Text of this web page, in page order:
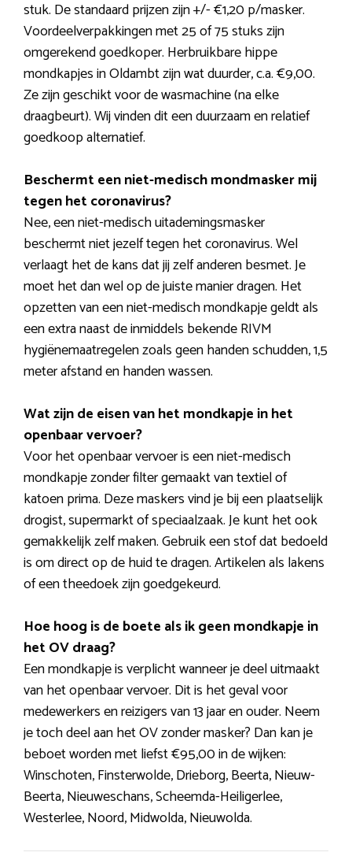
stuk. De standaard prijzen zijn +/- €1,20 p/masker.
Voordeelverpakkingen met 25 of 75 stuks zijn
omgerekend goedkoper. Herbruikbare hippe
mondkapjes in Oldambt zijn wat duurder, c.a. €9,00.
Ze zijn geschikt voor de wasmachine (na elke
draagbeurt). Wij vinden dit een duurzaam en relatief
goedkoop alternatief.
Beschermt een niet-medisch mondmasker mij
tegen het coronavirus?
Nee, een niet-medisch uitademingsmasker
beschermt niet jezelf tegen het coronavirus. Wel
verlaagt het de kans dat jij zelf anderen besmet. Je
moet het dan wel op de juiste manier dragen. Het
opzetten van een niet-medisch mondkapje geldt als
een extra naast de inmiddels bekende RIVM
hygiënemaatregelen zoals geen handen schudden, 1,5
meter afstand en handen wassen.
Wat zijn de eisen van het mondkapje in het
openbaar vervoer?
Voor het openbaar vervoer is een niet-medisch
mondkapje zonder filter gemaakt van textiel of
katoen prima. Deze maskers vind je bij een plaatselijk
drogist, supermarkt of speciaalzaak. Je kunt het ook
gemakkelijk zelf maken. Gebruik een stof dat bedoeld
is om direct op de huid te dragen. Artikelen als lakens
of een theedoek zijn goedgekeurd.
Hoe hoog is de boete als ik geen mondkapje in
het OV draag?
Een mondkapje is verplicht wanneer je deel uitmaakt
van het openbaar vervoer. Dit is het geval voor
medewerkers en reizigers van 13 jaar en ouder. Neem
je toch deel aan het OV zonder masker? Dan kan je
beboet worden met liefst €95,00 in de wijken:
Winschoten, Finsterwolde, Drieborg, Beerta, Nieuw-
Beerta, Nieuweschans, Scheemda-Heiligerlee,
Westerlee, Noord, Midwolda, Nieuwolda.